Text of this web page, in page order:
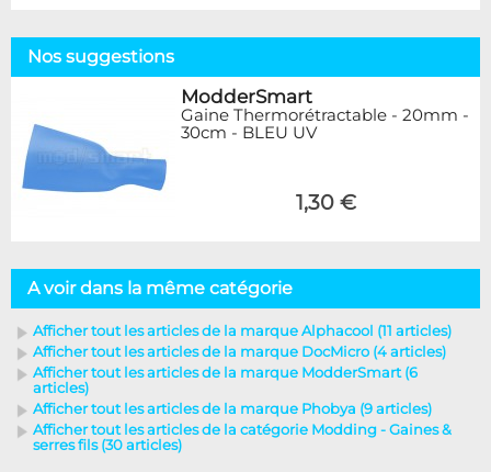
Nos suggestions
ModderSmart
Gaine Thermorétractable - 20mm -
30cm - BLEU UV
1,30 €
A voir dans la même catégorie
Afficher tout les articles de la marque Alphacool (11 articles)
Afficher tout les articles de la marque DocMicro (4 articles)
Afficher tout les articles de la marque ModderSmart (6
articles)
Afficher tout les articles de la marque Phobya (9 articles)
Afficher tout les articles de la catégorie Modding - Gaines &
serres fils (30 articles)